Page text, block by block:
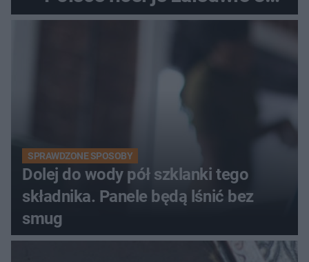
kobiety
SPRAWDZONE SPOSOBY
Dolej do wody pół szklanki tego
składnika. Panele będą lśnić bez
smug